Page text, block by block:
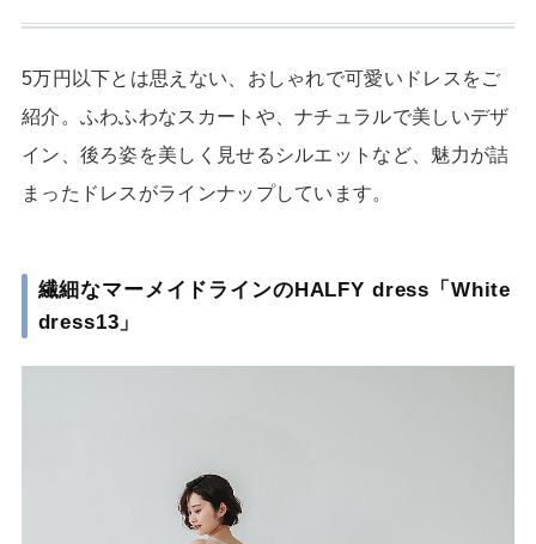
5万円以下とは思えない、おしゃれで可愛いドレスをご
紹介。ふわふわなスカートや、ナチュラルで美しいデザ
イン、後ろ姿を美しく見せるシルエットなど、魅力が詰
まったドレスがラインナップしています。
繊細なマーメイドラインのHALFY dress 「 White
dress13 」